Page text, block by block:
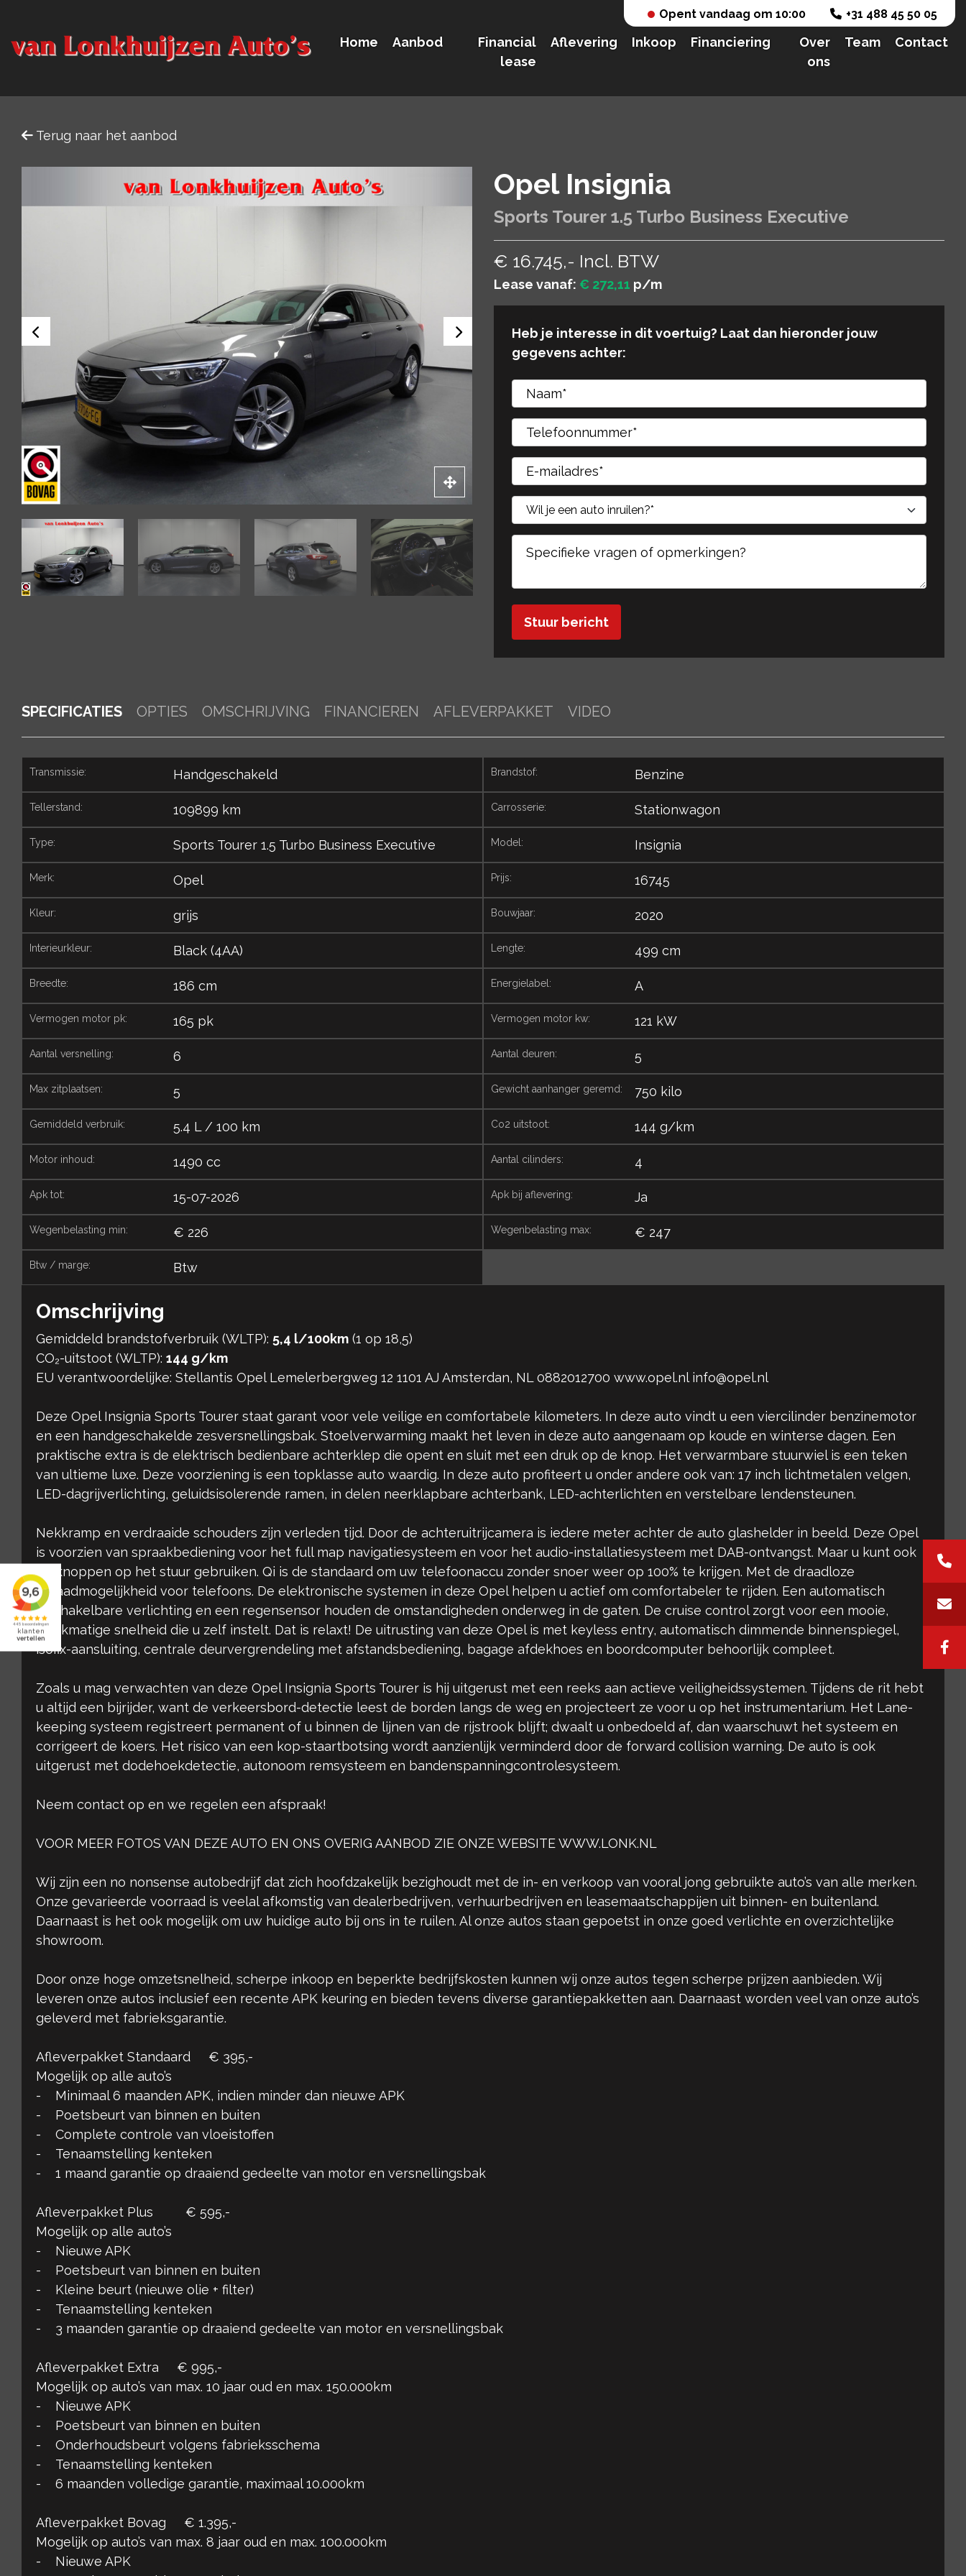
Opent vandaag om 10:00 +31 488 45 50 05
Home Aanbod
Financial
lease
Aflevering Inkoop Financiering
Over
ons
Team Contact
Terug naar het aanbod
Opel Insignia
Sports Tourer 1.5 Turbo Business Executive
€ 16.745,- Incl. BTW
Lease vanaf: € 272,11 p/m
Heb je interesse in dit voertuig? Laat dan hieronder jouw
gegevens achter:
Gelieve dit veld leeg te laten.
Gelieve dit veld leeg te laten.
SPECIFICATIES OPTIES OMSCHRIJVING FINANCIEREN AFLEVERPAKKET VIDEO
transmissie: Handgeschakeld brandstof: Benzine
tellerstand: 109899 km carrosserie: Stationwagon
type: Sports Tourer 1.5 Turbo Business Executive model: Insignia
merk: Opel prijs: 16745
kleur: grijs bouwjaar: 2020
interieurkleur: Black (4AA) lengte: 499 cm
breedte: 186 cm energielabel: A
vermogen motor pk: 165 pk vermogen motor kw: 121 kW
aantal versnelling: 6 aantal deuren: 5
max zitplaatsen: 5 gewicht aanhanger geremd: 750 kilo
gemiddeld verbruik: 5.4 L / 100 km co2 uitstoot: 144 g/km
motor inhoud: 1490 cc aantal cilinders: 4
apk tot: 15-07-2026 apk bij aflevering: Ja
wegenbelasting min: € 226 wegenbelasting max: € 247
btw / marge: Btw
Omschrijving
Gemiddeld brandstofverbruik (WLTP): 5,4 l/100km (1 op 18,5)
CO₂-uitstoot (WLTP): 144 g/km
EU verantwoordelijke: Stellantis Opel Lemelerbergweg 12 1101 AJ Amsterdan, NL 0882012700 www.opel.nl info@opel.nl
Deze Opel Insignia Sports Tourer staat garant voor vele veilige en comfortabele kilometers. In deze auto vindt u een viercilinder benzinemotor
en een handgeschakelde zesversnellingsbak. Stoelverwarming maakt het leven in deze auto aangenaam op koude en winterse dagen. Een
praktische extra is de elektrisch bedienbare achterklep die opent en sluit met een druk op de knop. Het verwarmbare stuurwiel is een teken
van ultieme luxe. Deze voorziening is een topklasse auto waardig. In deze auto profiteert u onder andere ook van: 17 inch lichtmetalen velgen,
LED-dagrijverlichting, geluidsisolerende ramen, in delen neerklapbare achterbank, LED-achterlichten en verstelbare lendensteunen.
Nekkramp en verdraaide schouders zijn verleden tijd. Door de achteruitrijcamera is iedere meter achter de auto glashelder in beeld. Deze Opel
is voorzien van spraakbediening voor het full map navigatiesysteem en voor het audio-installatiesysteem met DAB-ontvangst. Maar u kunt ook
de knoppen op het stuur gebruiken. Qi is de standaard om uw telefoonaccu zonder snoer weer op 100% te krijgen. Met de draadloze
oplaadmogelijkheid voor telefoons. De elektronische systemen in deze Opel helpen u actief om comfortabeler te rijden. Een automatisch
inschakelbare verlichting en een regensensor houden de omstandigheden onderweg in de gaten. De cruise control zorgt voor een mooie,
gelijkmatige snelheid die u zelf instelt. Dat is relaxt! De uitrusting van deze Opel is met keyless entry, automatisch dimmende binnenspiegel,
isofix-aansluiting, centrale deurvergrendeling met afstandsbediening, bagage afdekhoes en boordcomputer behoorlijk compleet.
Zoals u mag verwachten van deze Opel Insignia Sports Tourer is hij uitgerust met een reeks aan actieve veiligheidssystemen. Tijdens de rit hebt
u altijd een bijrijder, want de verkeersbord-detectie leest de borden langs de weg en projecteert ze voor u op het instrumentarium. Het Lane-
keeping systeem registreert permanent of u binnen de lijnen van de rijstrook blijft; dwaalt u onbedoeld af, dan waarschuwt het systeem en
corrigeert de koers. Het risico van een kop-staartbotsing wordt aanzienlijk verminderd door de forward collision warning. De auto is ook
uitgerust met dodehoekdetectie, autonoom remsysteem en bandenspanningcontrolesysteem.
Neem contact op en we regelen een afspraak!
VOOR MEER FOTOS VAN DEZE AUTO EN ONS OVERIG AANBOD ZIE ONZE WEBSITE WWW.LONK.NL
Wij zijn een no nonsense autobedrijf dat zich hoofdzakelijk bezighoudt met de in- en verkoop van vooral jong gebruikte auto’s van alle merken.
Onze gevarieerde voorraad is veelal afkomstig van dealerbedrijven, verhuurbedrijven en leasemaatschappijen uit binnen- en buitenland.
Daarnaast is het ook mogelijk om uw huidige auto bij ons in te ruilen. Al onze autos staan gepoetst in onze goed verlichte en overzichtelijke
showroom.
Door onze hoge omzetsnelheid, scherpe inkoop en beperkte bedrijfskosten kunnen wij onze autos tegen scherpe prijzen aanbieden. Wij
leveren onze autos inclusief een recente APK keuring en bieden tevens diverse garantiepakketten aan. Daarnaast worden veel van onze auto’s
geleverd met fabrieksgarantie.
Afleverpakket Standaard € 395,-
Mogelijk op alle auto’s
- Minimaal 6 maanden APK, indien minder dan nieuwe APK
- Poetsbeurt van binnen en buiten
- Complete controle van vloeistoffen
- Tenaamstelling kenteken
- 1 maand garantie op draaiend gedeelte van motor en versnellingsbak
Afleverpakket Plus € 595,-
Mogelijk op alle auto’s
- Nieuwe APK
- Poetsbeurt van binnen en buiten
- Kleine beurt (nieuwe olie + filter)
- Tenaamstelling kenteken
- 3 maanden garantie op draaiend gedeelte van motor en versnellingsbak
Afleverpakket Extra € 995,-
Mogelijk op auto’s van max. 10 jaar oud en max. 150.000km
- Nieuwe APK
- Poetsbeurt van binnen en buiten
- Onderhoudsbeurt volgens fabrieksschema
- Tenaamstelling kenteken
- 6 maanden volledige garantie, maximaal 10.000km
Afleverpakket Bovag € 1.395,-
Mogelijk op auto’s van max. 8 jaar oud en max. 100.000km
- Nieuwe APK